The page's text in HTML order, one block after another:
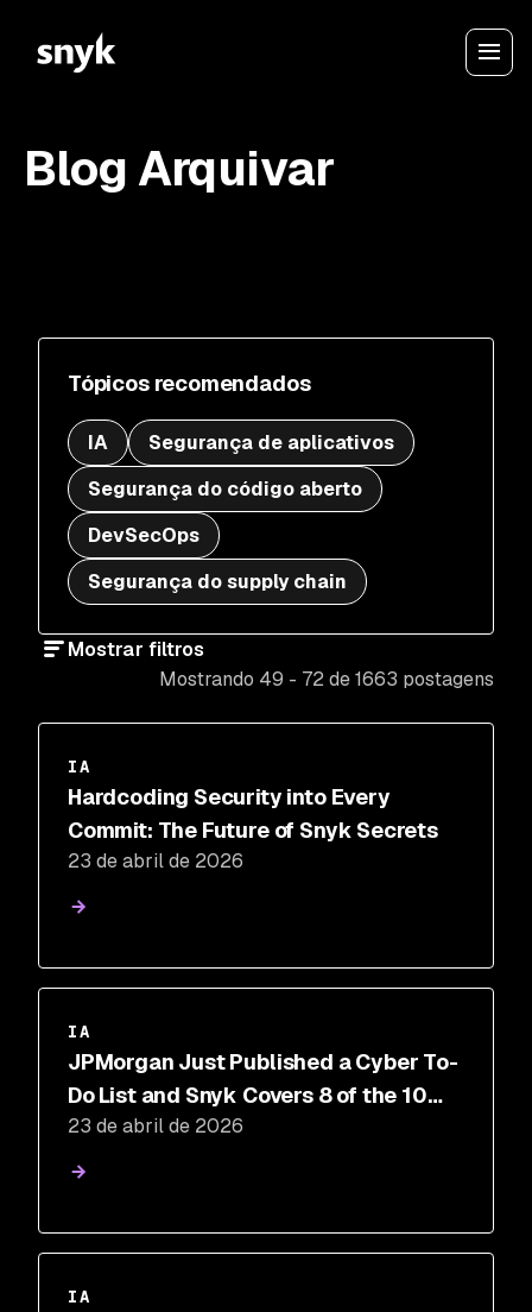
Blog Arquivar
Tópicos recomendados
IA
Segurança de aplicativos
Segurança do código aberto
DevSecOps
Segurança do supply chain
Mostrar filtros
Mostrando 49 - 72 de 1663 postagens
IA
Hardcoding Security into Every
Commit: The Future of Snyk Secrets
23 de abril de 2026
IA
JPMorgan Just Published a Cyber To-
Do List and Snyk Covers 8 of the 10
Items. How do you stack up?
23 de abril de 2026
IA